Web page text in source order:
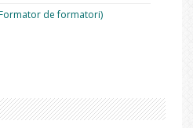
de formatori)